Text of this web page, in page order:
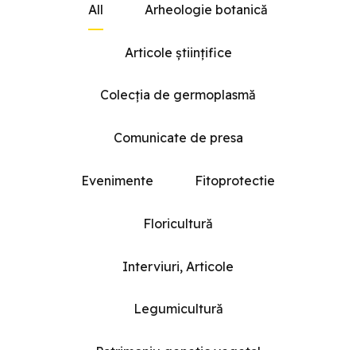
All Arheologie botanică
Articole științifice
Colecția de germoplasmă
Comunicate de presa
Evenimente Fitoprotectie
Floricultură
Interviuri, Articole
Legumicultură